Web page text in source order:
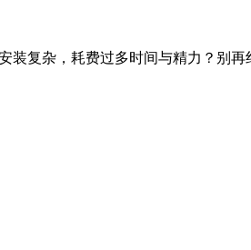
复杂，耗费过多时间与精力？别